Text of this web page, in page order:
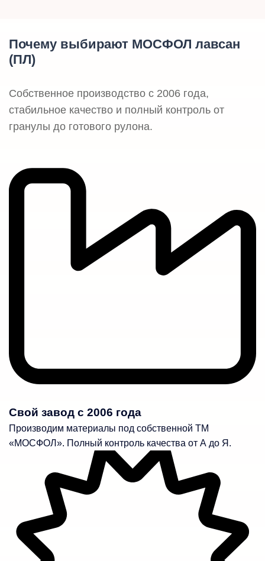
Почему выбирают МОСФОЛ лавсан
(ПЛ)
Собственное производство с 2006 года,
стабильное качество и полный контроль от
гранулы до готового рулона.
Свой завод с 2006 года
Производим материалы под собственной ТМ
«МОСФОЛ». Полный контроль качества от А до Я.